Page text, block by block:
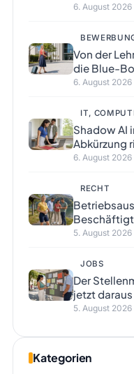
6. August 2026
Von der
die Blue-
6. August 2026
IT,
Shadow AI
Abkürzung
6. August 2026
RECHT
5. August 2026
JOBS
Der
jetzt
5. August 2026
Kategorien